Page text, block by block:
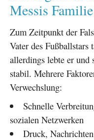
Messis Familie
Zum Zeitpunkt der
Vater des Fußballstars
allerdings lebte er und
stabil. Mehrere
Verwechslung:
Schnelle
sozialen Netzwerken
Druck,